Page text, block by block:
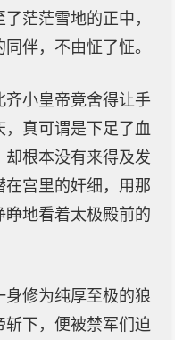
茫茫雪地的正中，
伴，不由怔了怔。
齐小皇帝竟舍得让手
，真可谓是下足了血
根本没有来得及发
宫里的奸细，用那
地看着太极殿前的
修为纯厚至极的狼
下，便被禁军们迫